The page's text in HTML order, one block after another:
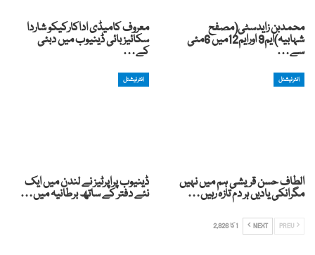
محمدبن زایدسٹی(مصفح
شہابیہ)ایم9 اورایم12میں 6مئی
سے…
معروف کامیڈی اداکارکیکو شاردا
سکائیز بائی ڈینیوب میں دبئی
کے…
انٹرنیشنل
الطاف حسن قریشی ہم میں نہیں
مگرانکی یادیں ہر دم تازہ رہیں…
انٹرنیشنل
ڈینیوب پراپرٹیز نے لندن میں ایک
نئے دفتر کے ساتھ برطانیہ میں…
NEXT 1 کا 2,826